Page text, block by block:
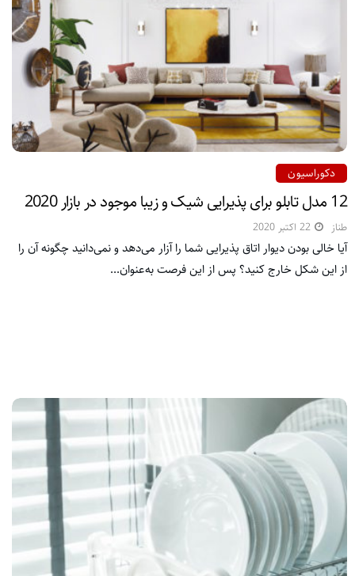
دکوراسیون
12 مدل تابلو برای پذیرایی شیک و زیبا موجود در بازار 2020
طناز 22 اکتبر 2020
آیا خالی بودن دیوار اتاق پذیرایی شما را آزار می‌دهد و نمی‌دانید چگونه آن را
از این شکل خارج کنید؟ پس از این فرصت به‌عنوان...